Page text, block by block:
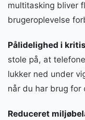
multitasking bliver
brugeroplevelse
Pålidelighed i
stole på, at
lukker ned under
når du har brug for
Reduceret